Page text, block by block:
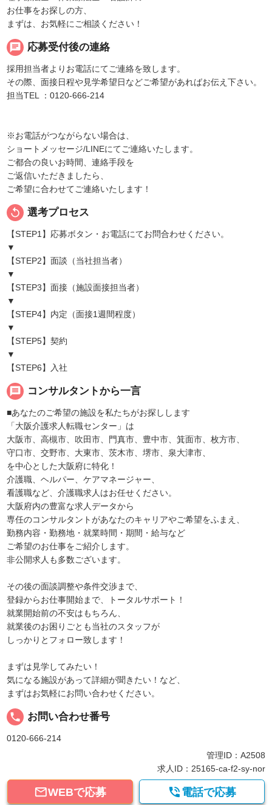
お仕事をお探しの方、
まずは、お気軽にご相談ください！
chat 応募受付後の連絡
採用担当者よりお電話にてご連絡を致します。
その際、面接日程や見学希望日などご希望があればお伝え下さい。
担当TEL ：0120-666-214
※お電話がつながらない場合は、
ショートメッセージ/LINEにてご連絡いたします。
ご都合の良いお時間、連絡手段を
ご返信いただきましたら、
ご希望に合わせてご連絡いたします！
replay 選考プロセス
【STEP1】応募ボタン・お電話にてお問合わせください。
▼
【STEP2】面談（当社担当者）
▼
【STEP3】面接（施設面接担当者）
▼
【STEP4】内定（面接1週間程度）
▼
【STEP5】契約
▼
【STEP6】入社
message コンサルタントから一言
■あなたのご希望の施設を私たちがお探しします
「大阪介護求人転職センター」は
大阪市、高槻市、吹田市、門真市、豊中市、箕面市、枚方市、
守口市、交野市、大東市、茨木市、堺市、泉大津市、
を中心とした大阪府に特化！
介護職、ヘルパー、ケアマネージャー、
看護職など、介護職求人はお任せください。
大阪府内の豊富な求人データから
専任のコンサルタントがあなたのキャリアやご希望をふまえ、
勤務内容・勤務地・就業時間・期間・給与など
ご希望のお仕事をご紹介します。
非公開求人も多数ございます。
その後の面談調整や条件交渉まで、
登録からお仕事開始まで、トータルサポート！
就業開始前の不安はもちろん、
就業後のお困りごとも当社のスタッフが
しっかりとフォロー致します！
まずは見学してみたい！
気になる施設があって詳細が聞きたい！など、
まずはお気軽にお問い合わせください。
local_phone お問い合わせ番号
0120-666-214
管理ID：A2508
求人ID：25165-ca-f2-sy-nor
WEBで応募  電話で応募